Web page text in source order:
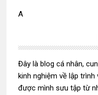
A
chính
Đây là blog cá nhân,
kinh nghiệm về lập
được mình sưu tập từ